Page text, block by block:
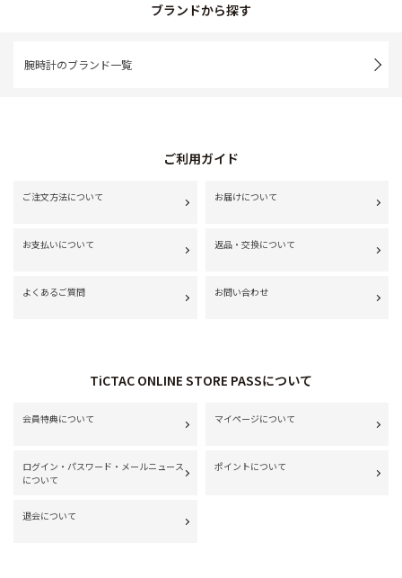
ブランドから探す
腕時計のブランド一覧
ご利用ガイド
ご注文方法について お届けについて
お支払いについて 返品・交換について
よくあるご質問 お問い合わせ
TiCTAC ONLINE STORE PASSについて
会員特典について マイページについて
ログイン・パスワード・メールニュース
について
ポイントについて
退会について